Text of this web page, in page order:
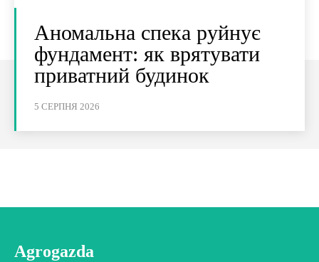
Аномальна спека руйнує
фундамент: як врятувати
приватний будинок
5 СЕРПНЯ 2026
Agrogazda